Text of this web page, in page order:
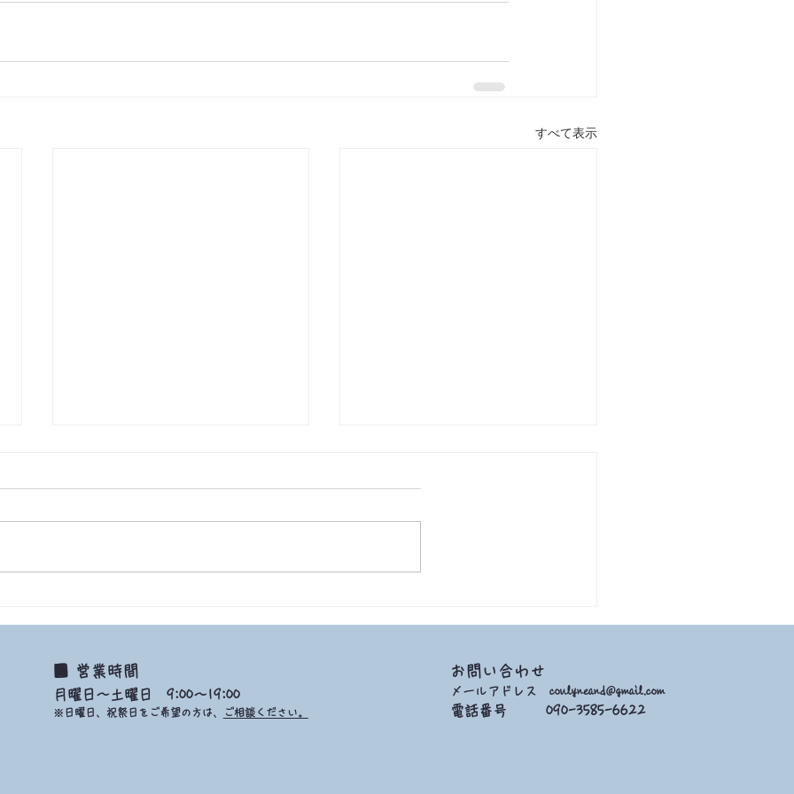
すべて表示
■ 営業時間
月曜日～土曜日 9:00～19:00
※日曜日、祝祭日をご希望の方は、 ご相談ください。
お問い合わせ
メールアドレスcoulyneand@gmail.com
電話番号 090-3585-6622